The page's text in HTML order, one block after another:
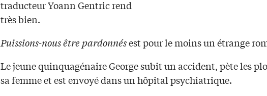
traducteur Yoann Gentric rend
très bien.
Puissions-nous être pardonnésest pour le moins un étrange
Le jeune quinquagénaire George subit un accident, pète les
sa femme et est envoyé dans un hôpital psychiatrique.